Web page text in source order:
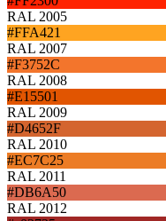
RAL 2005
#FFA421
RAL 2007
#F3752C
RAL 2008
#E15501
RAL 2009
#D4652F
RAL 2010
#EC7C25
RAL 2011
#DB6A50
RAL 2012